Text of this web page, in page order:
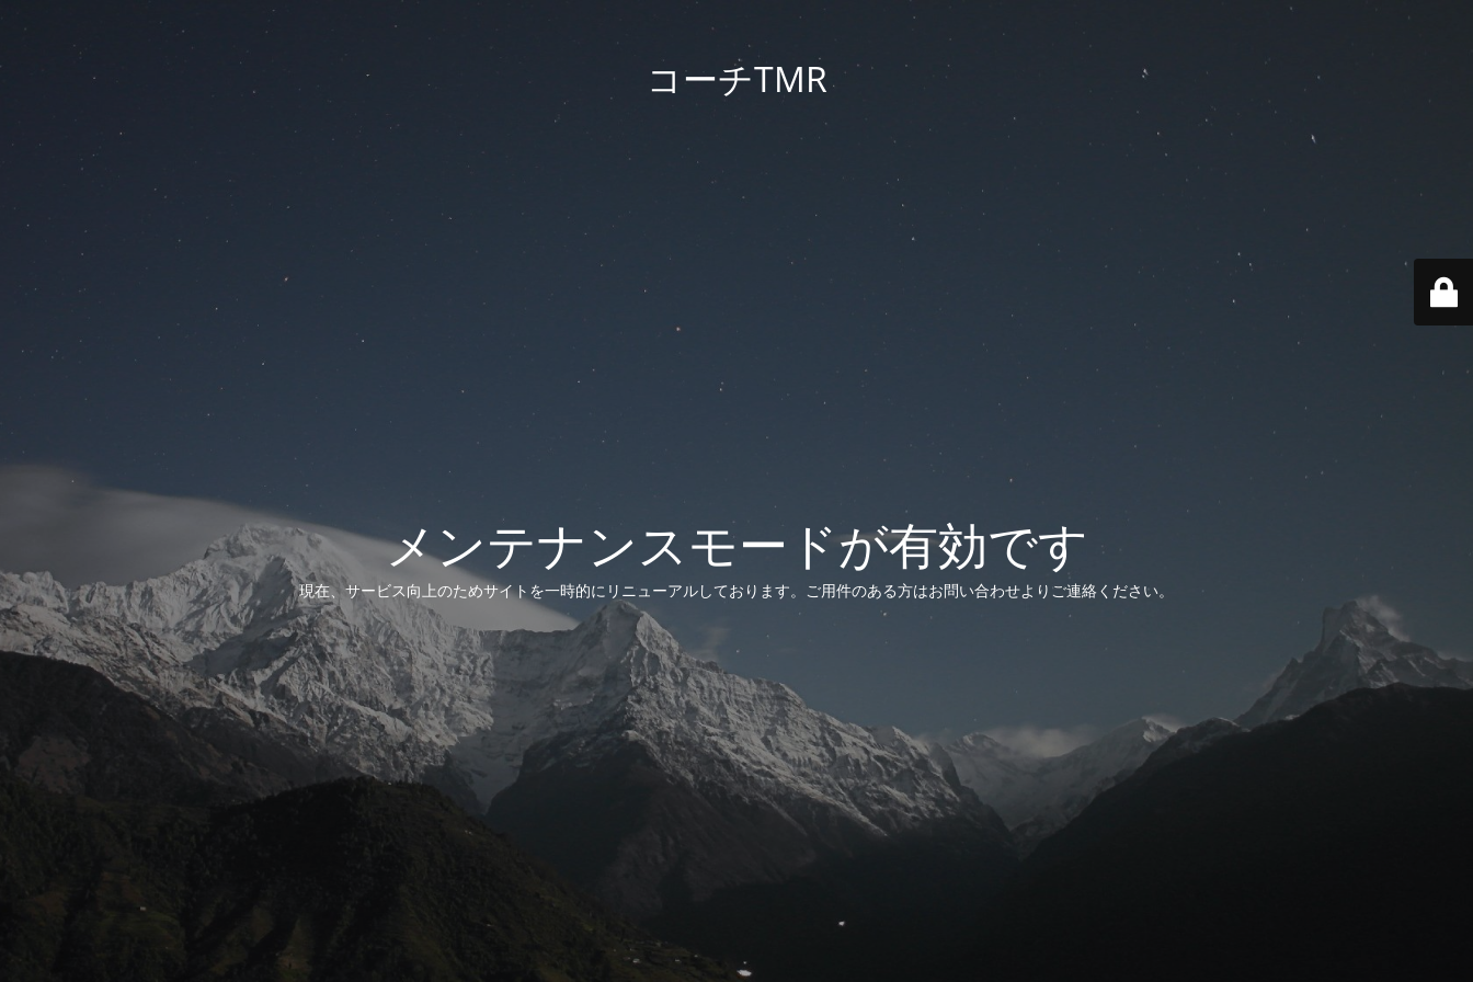
コーチTMR
メンテナンスモードが有効です
現在、サービス向上のためサイトを一時的にリニューアルしております。ご用件のある方はお問い合わせよりご連絡ください。